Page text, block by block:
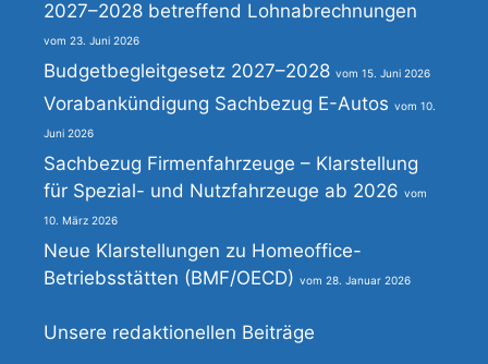
2027–2028 betreffend Lohnabrechnungen
23. Juni 2026
Budgetbegleitgesetz 2027–2028 15. Juni 2026
Vorabankündigung Sachbezug E-Autos 10.
Juni 2026
Sachbezug Firmenfahrzeuge – Klarstellung
für Spezial- und Nutzfahrzeuge ab 2026
10. März 2026
Neue Klarstellungen zu Homeoffice-
Betriebsstätten (BMF/OECD)
28. Januar 2026
Unsere redaktionellen Beiträge